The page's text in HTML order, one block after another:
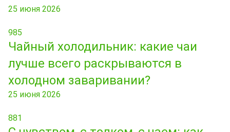
25 июня 2026
985
Чайный холодильник: какие чаи
лучше всего раскрываются в
холодном заваривании?
25 июня 2026
881